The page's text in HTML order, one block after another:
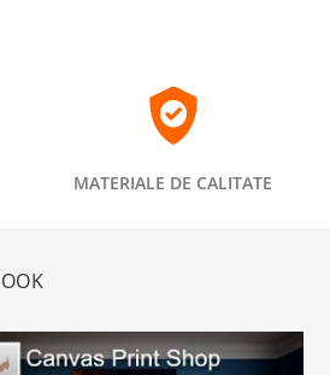
MATERIALE DE CALITATE